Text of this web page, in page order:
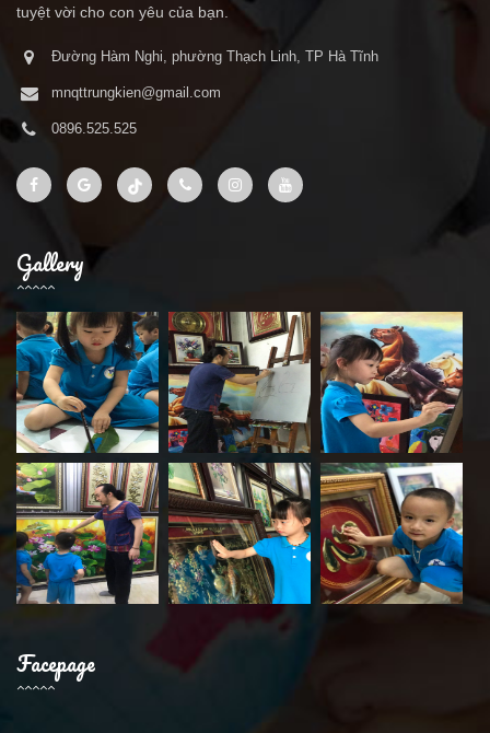
tuyệt vời cho con yêu của bạn.
Đường Hàm Nghi, phường Thạch Linh, TP Hà Tĩnh
mnqttrungkien@gmail.com
0896.525.525
Gallery
Facepage